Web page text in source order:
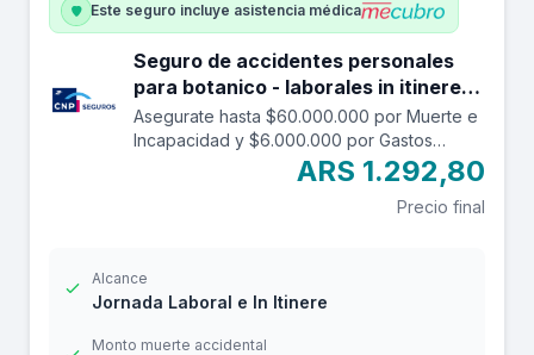
Este seguro incluye asistencia médica
Seguro de accidentes personales
para botanico - laborales in itinere
hasta $60.000.000.
Asegurate hasta $60.000.000 por Muerte e
Incapacidad y $6.000.000 por Gastos
Médicos contra accidentes mientras estás
trabajando y en el trayecto in itinere. Las
edades aceptadas son desde los 14 a los
ARS 1.292,80
Precio final
Alcance
Jornada Laboral e In Itinere
Monto muerte accidental